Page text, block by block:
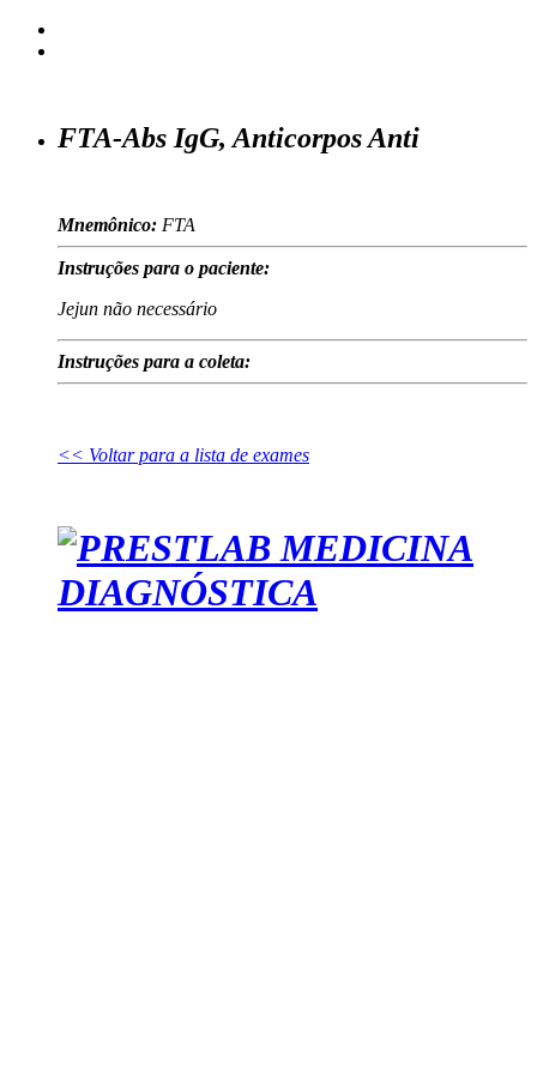
FTA-Abs IgG, Anticorpos Anti
Mnemônico: FTA
Instruções para o paciente:
Jejun não necessário
Instruções para a coleta:
<< Voltar para a lista de exames